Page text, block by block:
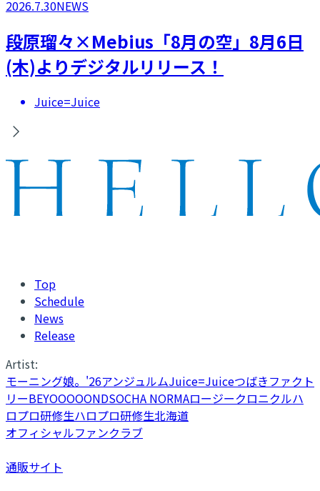
2026.7.30NEWS
段原瑠々×Mebius「8月の空」8月6日
(木)よりデジタルリリース！
Juice=Juice
Top
Schedule
News
Release
Artist:
モーニング娘。'26アンジュルムJuice=Juiceつばきファクト
リーBEYOOOOONDSOCHA NORMAロージークロニクルハ
ロプロ研修生ハロプロ研修生北海道
オフィシャルファンクラブ
通販サイト